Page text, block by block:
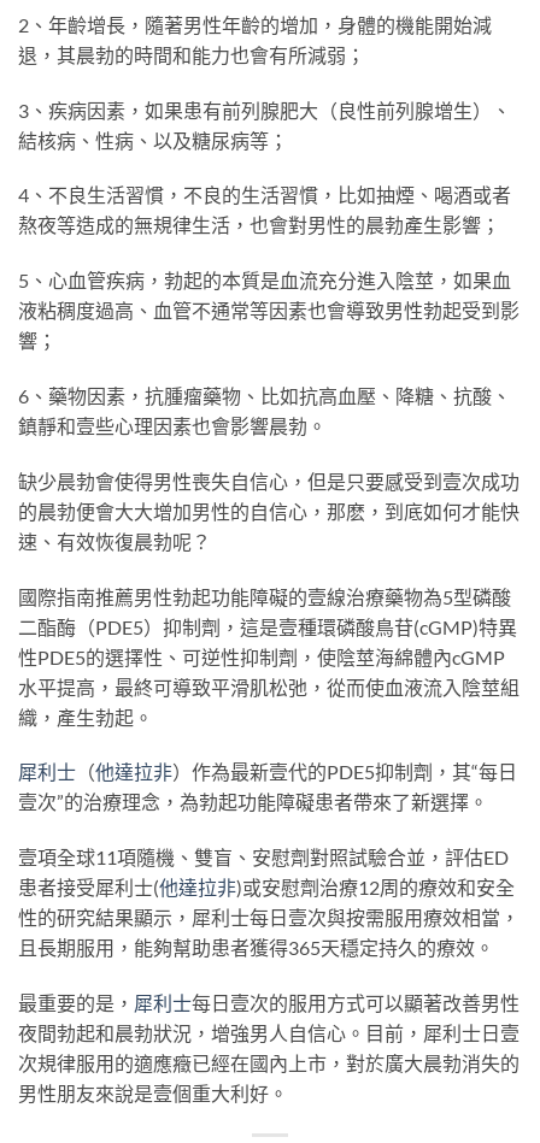
2、年齡增長，隨著男性年齡的增加，身體的機能開始減
退，其晨勃的時間和能力也會有所減弱；
3、疾病因素，如果患有前列腺肥大（良性前列腺增生）、
結核病、性病、以及糖尿病等；
4、不良生活習慣，不良的生活習慣，比如抽煙、喝酒或者
熬夜等造成的無規律生活，也會對男性的晨勃產生影響；
5、心血管疾病，勃起的本質是血流充分進入陰莖，如果血
液粘稠度過高、血管不通常等因素也會導致男性勃起受到影
響；
6、藥物因素，抗腫瘤藥物、比如抗高血壓、降糖、抗酸、
鎮靜和壹些心理因素也會影響晨勃。
缺少晨勃會使得男性喪失自信心，但是只要感受到壹次成功
的晨勃便會大大增加男性的自信心，那麽，到底如何才能快
速、有效恢復晨勃呢？
國際指南推薦男性勃起功能障礙的壹線治療藥物為5型磷酸
二酯酶（PDE5）抑制劑，這是壹種環磷酸鳥苷(cGMP)特異
性PDE5的選擇性、可逆性抑制劑，使陰莖海綿體內cGMP
水平提高，最終可導致平滑肌松弛，從而使血液流入陰莖組
織，產生勃起。
犀利士 （他達拉非）作為最新壹代的PDE5抑制劑，其“每日
壹次”的治療理念，為勃起功能障礙患者帶來了新選擇。
壹項全球11項隨機、雙盲、安慰劑對照試驗合並，評估ED
患者接受犀利士(他達拉非)或安慰劑治療12周的療效和安全
性的研究結果顯示，犀利士每日壹次與按需服用療效相當，
且長期服用，能夠幫助患者獲得365天穩定持久的療效。
最重要的是， 犀利士每日壹次的服用方式可以顯著改善男性
夜間勃起和晨勃狀況，增強男人自信心。目前，犀利士日壹
次規律服用的適應癥已經在國內上市，對於廣大晨勃消失的
男性朋友來說是壹個重大利好。